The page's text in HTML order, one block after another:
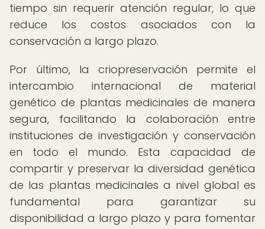
tiempo sin requerir atención regular, lo que
reduce los costos asociados con la
conservación a largo plazo.
Por último, la criopreservación permite el
intercambio internacional de material
genético de plantas medicinales de manera
segura, facilitando la colaboración entre
instituciones de investigación y conservación
en todo el mundo. Esta capacidad de
compartir y preservar la diversidad genética
de las plantas medicinales a nivel global es
fundamental para garantizar su
disponibilidad a largo plazo y para fomentar